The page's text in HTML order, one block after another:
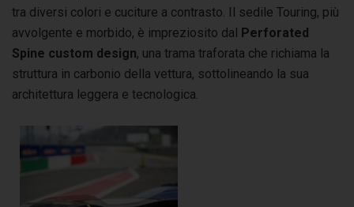
tra diversi colori e cuciture a contrasto. Il sedile Touring, più
avvolgente e morbido, è impreziosito dal Perforated
Spine custom design, una trama traforata che richiama la
struttura in carbonio della vettura, sottolineando la sua
architettura leggera e tecnologica.